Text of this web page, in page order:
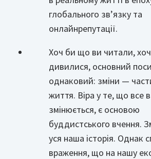
глобального зв’язку та
онлайнрепутації.
Хоч би що ви читали,
дивилися, основний
однаковий: зміни —
життя. Віра у те, що все
змінюється, є основою
буддистського вчення.
уся наша історія. Однак
враження, що на нашу